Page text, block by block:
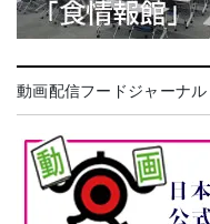
動画配信フードジャーナル